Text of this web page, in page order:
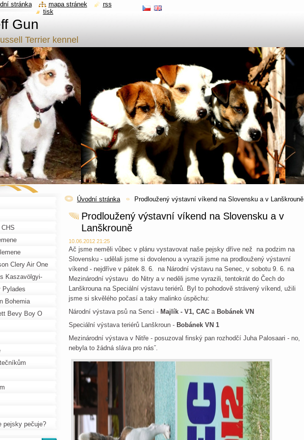
Gun
Terrier kennel
Úvodní stránka Prodloužený výstavní víkend na Slovensku a v Lanškrouně
Prodloužený výstavní víkend na Slovensku a v
Lanškrouně
10.06.2012 21:25
Ač jsme neměli vůbec v plánu vystavovat naše pejsky dříve než na podzim na
Slovensku - udělali jsme si dovolenou a vyrazili jsme na prodloužený výstavní
víkend - nejdříve v pátek 8. 6. na Národní výstavu na Senec, v sobotu 9. 6. na
Mezinárodní výstavu do Nitry a v neděli jsme vyrazili, tentokrát do Čech do
Lanškrouna na Speciální výstavu teriérů. Byl to pohodově strávený víkend, užili
jsme si skvělého počasí a taky malinko úspěchu:
Národní výstava psů na Senci - Majlík - V1, CAC a Bobánek VN
Speciální výstava teriérů Lanškroun - Bobánek VN 1
Mezinárodní výstava v Nitře - posuzoval finský pan rozhodčí Juha Palosaari - no,
nebyla to žádná sláva pro násˇ.
Clery Air One
Kaszavölgyi-
Pylades
Bohemia
Bevy Boy O
pejsky pečuje?
stránka mapa stránek
rss
tisk